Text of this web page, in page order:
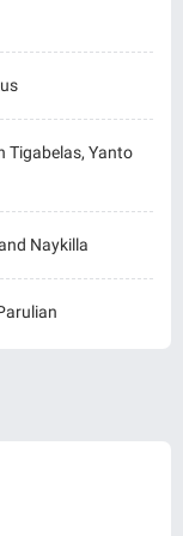
Tigabelas, Yanto
Naykilla